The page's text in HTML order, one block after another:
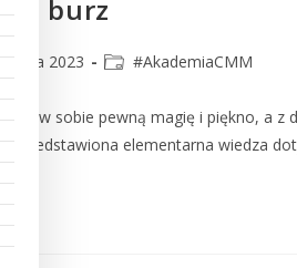
burz
2023 #AkademiaCMM
w sobie pewną magię i piękno, a z
przedstawiona elementarna wiedza